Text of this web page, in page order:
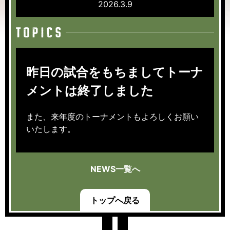
2026.3.9
昨日の試合をもちましてトーナ
メントは終了しました
また、来年度のトーナメントもよろしくお願い
いたします。
NEWS一覧へ
トップへ戻る